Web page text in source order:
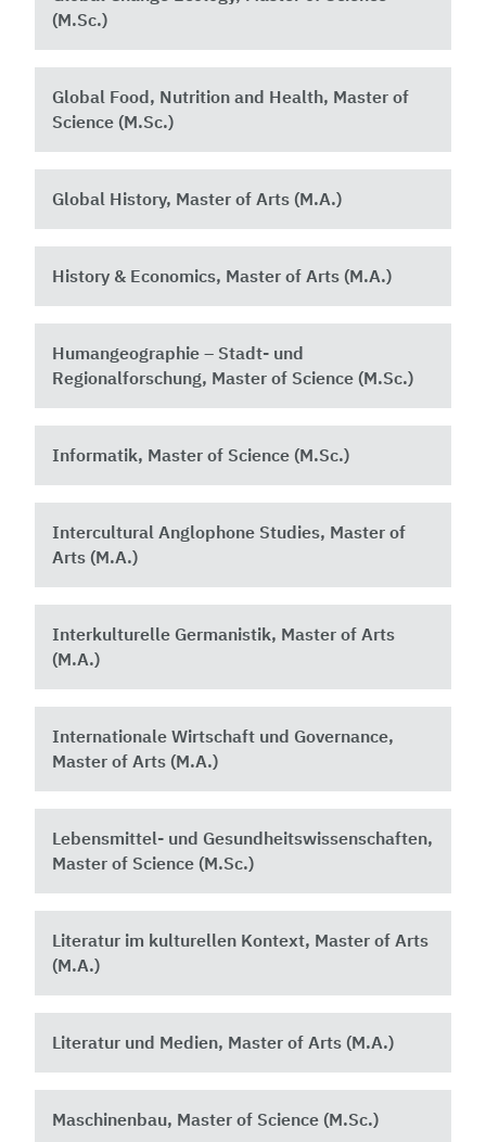
(M.Sc.)
Global Food, Nutrition and Health, Master of
Science (M.Sc.) ​
Global History, Master of Arts (M.A.)
History & Economics, Master of Arts (M.A.)
Humangeographie – Stadt- und
Regionalforschung, Master of Science (M.Sc.)
Informatik, Master of Science (M.Sc.)
Intercultural Anglophone Studies, Master of
Arts (M.A.)
Interkulturelle Germanistik, Master of Arts
(M.A.)
Internationale Wirtschaft und Governance,
Master of Arts (M.A.)
Lebensmittel- und Gesundheitswissenschaften,
Master of Science (M.Sc.)
Literatur im kulturellen Kontext, Master of Arts
(M.A.)
Literatur und Medien, Master of Arts (M.A.)
Maschinenbau, Master of Science (M.Sc.)